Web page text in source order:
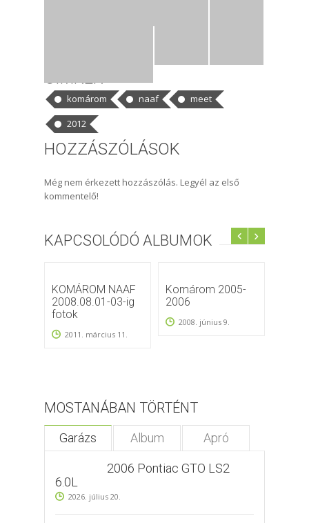
komárom naaf
meet
2012
HOZZÁSZÓLÁSOK
Még nem érkezett hozzászólás. Legyél az első
kommentelő!
KAPCSOLÓDÓ ALBUMOK
KOMÁROM NAAF
2008.08.01-03-ig
fotok
2011. március 11.
Komárom 2005-
2006
2008. június 9.
MOSTANÁBAN TÖRTÉNT
Garázs Album Apró
2006 Pontiac GTO LS2
6.0L
2026. július 20.